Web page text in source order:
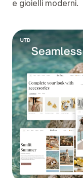
e gioielli moderni.